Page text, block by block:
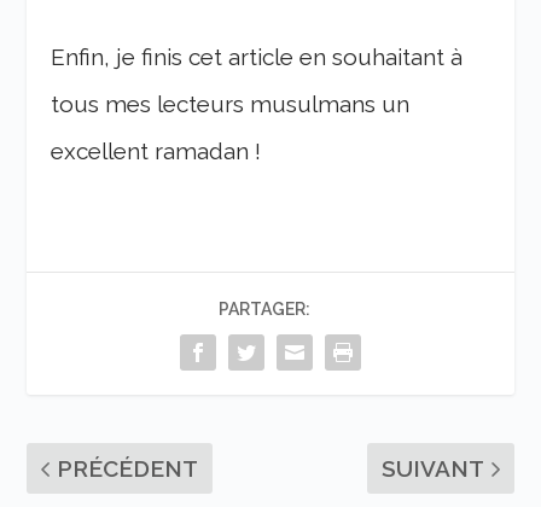
Enfin, je finis cet article en souhaitant à
tous mes lecteurs musulmans un
excellent ramadan !
PARTAGER:
PRÉCÉDENT SUIVANT